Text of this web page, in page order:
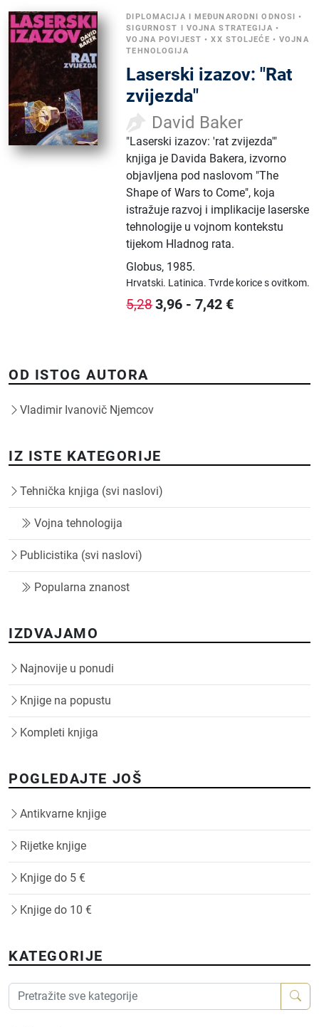
DIPLOMACIJA I MEĐUNARODNI ODNOSI •
SIGURNOST I VOJNA STRATEGIJA •
VOJNA POVIJEST •XX STOLJEĆE •VOJNA
TEHNOLOGIJA
Laserski izazov: "Rat
zvijezda"
David Baker
​"Laserski izazov: 'rat zvijezda'"
knjiga je Davida Bakera, izvorno
objavljena pod naslovom "The
Shape of Wars to Come", koja
istražuje razvoj i implikacije laserske
tehnologije u vojnom kontekstu
tijekom Hladnog rata.
Globus, 1985.
Hrvatski. Latinica.Tvrde korice s ovitkom.
5,283,96 -7,42 €
OD ISTOG AUTORA
Vladimir Ivanovič Njemcov
IZ ISTE KATEGORIJE
Tehnička knjiga (svi naslovi)
Vojna tehnologija
Publicistika (svi naslovi)
Popularna znanost
IZDVAJAMO
Najnovije u ponudi
Knjige na popustu
Kompleti knjiga
POGLEDAJTE JOŠ
Antikvarne knjige
Rijetke knjige
Knjige do 5 €
Knjige do 10 €
KATEGORIJE